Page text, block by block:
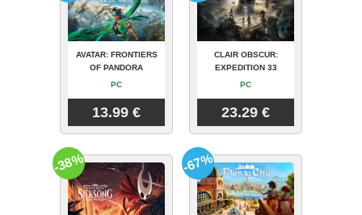
AVATAR: FRONTIERS
OF PANDORA
PC
13.99 €
CLAIR OBSCUR:
EXPEDITION 33
PC
23.29 €
-38% -67%